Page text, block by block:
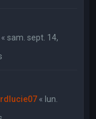
«sam. sept. 14,
« lun.